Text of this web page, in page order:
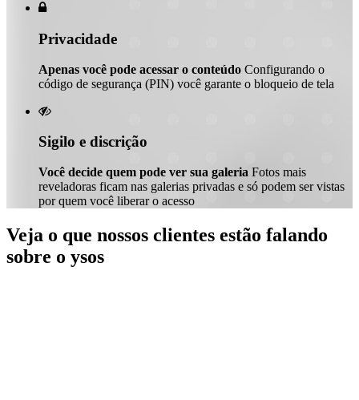

Privacidade
Apenas você pode acessar o conteúdo Configurando o
código de segurança (PIN) você garante o bloqueio de tela

Sigilo e discrição
Você decide quem pode ver sua galeria Fotos mais
reveladoras ficam nas galerias privadas e só podem ser vistas
por quem você liberar o acesso
Veja o que nossos clientes estão falando
sobre o ysos